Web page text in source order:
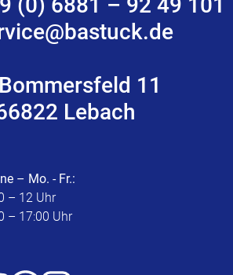
11
Lebach
– Mo. - Fr.:
– 12 Uhr
– 17:00 Uhr